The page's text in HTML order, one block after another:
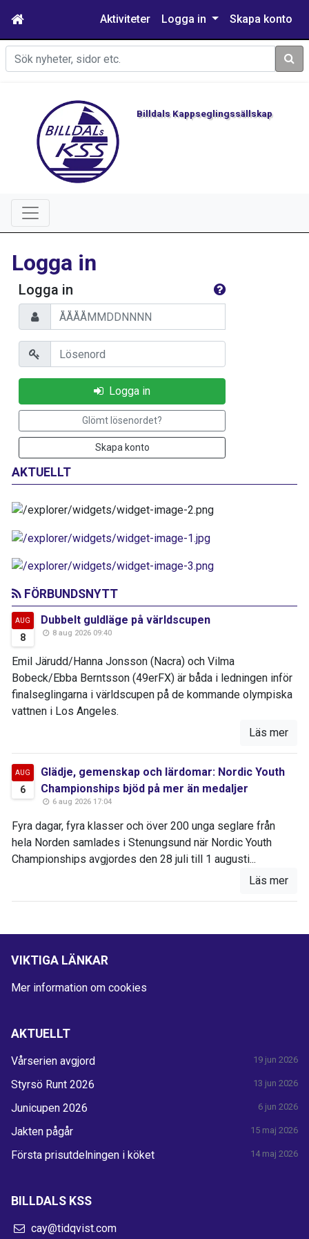
Aktiviteter Logga in Skapa konto
Sök
Billdals Kappseglingssällskap
Logga in
Logga in
Personnummer
Lösenord
Logga in
Glömt lösenordet?
Skapa konto
AKTUELLT
FÖRBUNDSNYTT
AUG
8
Dubbelt guldläge på världscupen
8 aug 2026 09:40
Emil Järudd/Hanna Jonsson (Nacra) och Vilma
Bobeck/Ebba Berntsson (49erFX) är båda i ledningen inför
finalseglingarna i världscupen på de kommande olympiska
vattnen i Los Angeles.
Läs mer
AUG
6
Glädje, gemenskap och lärdomar: Nordic Youth
Championships bjöd på mer än medaljer
6 aug 2026 17:04
Fyra dagar, fyra klasser och över 200 unga seglare från
hela Norden samlades i Stenungsund när Nordic Youth
Championships avgjordes den 28 juli till 1 augusti...
Läs mer
VIKTIGA LÄNKAR
Mer information om cookies
AKTUELLT
Vårserien avgjord 19 jun 2026
Styrsö Runt 2026 13 jun 2026
Junicupen 2026 6 jun 2026
Jakten pågår 15 maj 2026
Första prisutdelningen i köket 14 maj 2026
BILLDALS KSS
cay@tidqvist.com